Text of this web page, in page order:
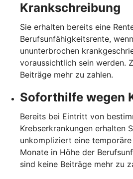
Krankschreibung
Sie erhalten bereits eine
Berufsunfähigkeitsrente,
ununterbrochen
voraussichtlich sein werden.
Beiträge mehr zu zahlen.
Soforthilfe wegen
Bereits bei Eintritt von
Krebserkrankungen erhalten
unkompliziert eine
Monate in Höhe der
sind keine Beiträge mehr zu